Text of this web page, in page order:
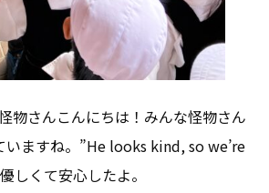
物さんこんにちは！みんな怪物さん
いますね。”He looks kind, so we’re
しくて安心したよ。